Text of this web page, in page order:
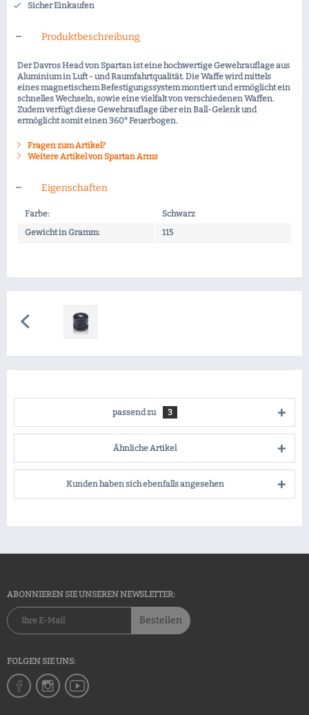
Sicher Einkaufen
Produktbeschreibung
Der Davros Head von Spartan ist eine hochwertige Gewehrauflage aus
Aluminium in Luft - und Raumfahrtqualität. Die Waffe wird mittels
eines magnetischem Befestigungssystem montiert und ermöglicht ein
schnelles Wechseln, sowie eine vielfalt von verschiedenen Waffen.
Zudem verfügt diese Gewehrauflage über ein Ball-Gelenk und
ermöglicht somit einen 360° Feuerbogen.
Fragen zum Artikel?
Weitere Artikel von Spartan Arms
Eigenschaften
Farbe:
Schwarz
Gewicht in Gramm:
115
passend zu 3
Ähnliche Artikel
Kunden haben sich ebenfalls angesehen
ABONNIEREN SIE UNSEREN NEWSLETTER:
Bestellen
FOLGEN SIE UNS: